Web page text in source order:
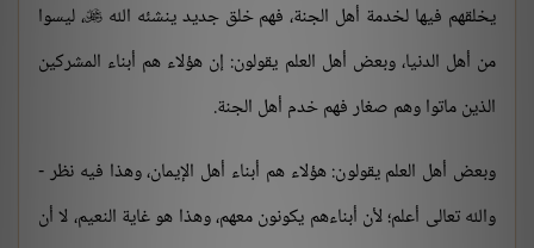
يخلقهم فيها لخدمة أهل الجنة، فهم خلق جديد ينشئه الله، ليسوا
من أهل الدنيا، وبعض أهل العلم يقولون: إن هؤلاء هم أبناء المشركين
الذين ماتوا وهم صغار فهم خدم أهل الجنة.
وبعض أهل العلم يقولون: هؤلاء هم أبناء أهل الإيمان، وهذا فيه نظر -
والله تعالى أعلم؛ لأن أبناءهم يكونون معهم، وهذا هو غاية النعيم، لا أن